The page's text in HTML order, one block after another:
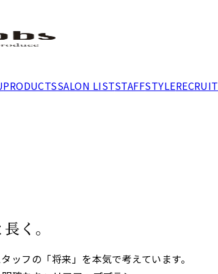
PRODUCTSSALON LISTSTAFFSTYLERECRUIT
く。
ッフの「将来」を本気で考えています。